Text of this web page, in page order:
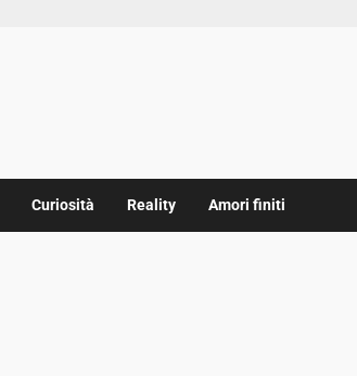
Curiosità Reality Amori finiti